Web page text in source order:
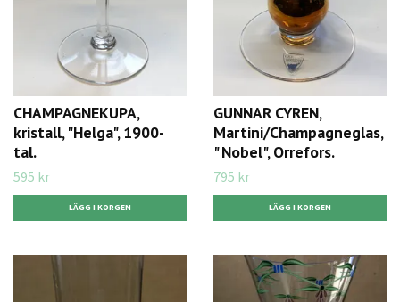
CHAMPAGNEKUPA,
kristall, "Helga", 1900-
tal.
595 kr
GUNNAR CYREN,
Martini/Champagneglas,
" Nobel", Orrefors.
795 kr